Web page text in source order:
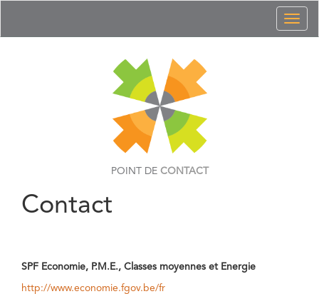
POINT DE CONTACT
Contact
SPF Economie, P.M.E., Classes moyennes et Energie
http://www.economie.fgov.be/fr